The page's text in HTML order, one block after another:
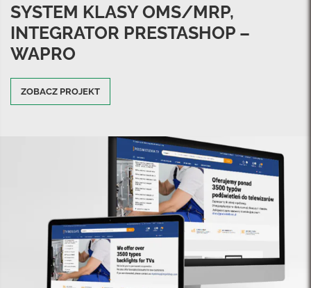
SYSTEM KLASY OMS/MRP,
INTEGRATOR PRESTASHOP –
WAPRO
ZOBACZ PROJEKT